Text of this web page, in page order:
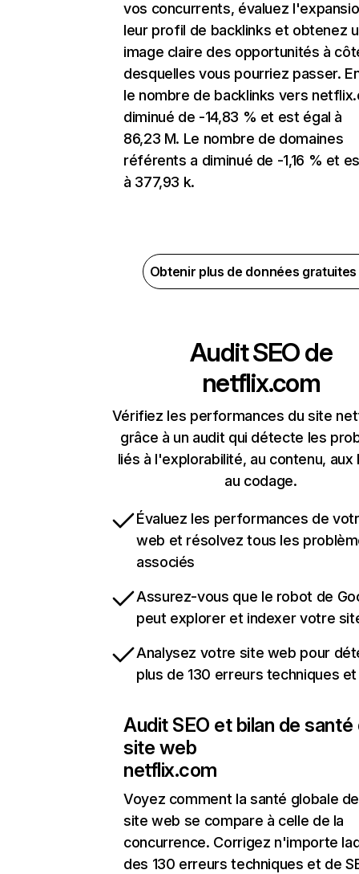
vos concurrents, évaluez
leur profil de backlinks et obtenez
image claire des opportunités à
desquelles vous pourriez passer.
le nombre de backlinks vers
diminué de -14,83 % et est égal à
86,23 M. Le nombre de domaines
référents a diminué de -1,16 % et
à 377,93 k.
Obtenir plus de données
Audit SEO de
netflix.com
Vérifiez les performances du site
grâce à un audit qui détecte les
liés à l'explorabilité, au contenu, aux
au codage.
Évaluez les performances de
web et résolvez tous les
associés
Assurez-vous que le robot de
peut explorer et indexer votre
Analysez votre site web pour
plus de 130 erreurs techniques et
Audit SEO et bilan de santé
site web
netflix.com
Voyez comment la santé globale
site web se compare à celle de la
concurrence. Corrigez n'importe
des 130 erreurs techniques et de